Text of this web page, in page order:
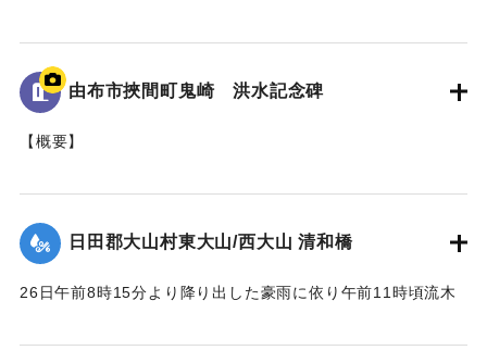
地面から95cmの位置に水位が示されており、
「T.P115.99m」と記されている。
由布市挾間町鬼崎 洪水記念碑
【概要】
た石碑。
これは、昭和28年6月梅雨前線（西日本大水害）に伴う洪水被
害を伝える石碑である。
【碑文の要約】
日田郡大山村東大山/西大山 清和橋
26日午前8時15分より降り出した豪雨に依り午前11時頃流木
め、瞬時にして全橋体橋脚及び右岸橋台の上端より2.3米の所